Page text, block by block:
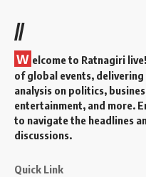
//
W elcome to Ratnagiri
of global events,
analysis on politics,
entertainment, and more.
to navigate the headlines
discussions.
Quick Link